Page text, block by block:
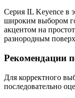
Серия IL Keyence в
широким выбором
акцентом на
разнородным
Рекомендации
Для корректного
последовательно